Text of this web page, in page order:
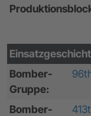
Bomber-
Gruppe:
Bomber-